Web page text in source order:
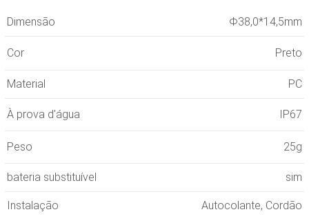
Dimensão Φ38,0*14,5mm
Cor Preto
Material PC
À prova d'água IP67
Peso 25g
bateria substituível sim
Instalação Autocolante, Cordão